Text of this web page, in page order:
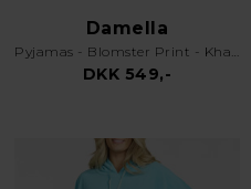
Damella
Pyjamas - Blomster Print - Khaki
DKK 549,-